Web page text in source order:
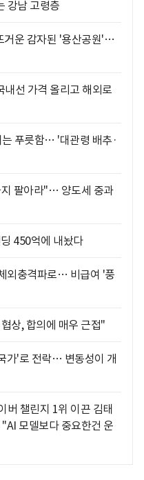
강남 고령층
거운 감자된 '용산공원'…
선 가격 올리고 해외로
푸릇함… '대관령 배추·
팔아라"… 양도세 중과
450억에 내놨다
외충격파로… 비급여 '풍
상, 합의에 매우 근접"
가'로 전락… 변동성이 개
버 챌린지 1위 이끈 김태
모델보다 중요한건 운